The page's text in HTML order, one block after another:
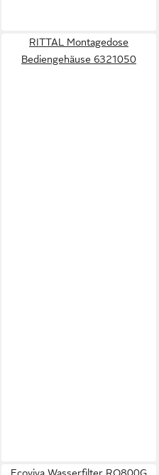
RITTAL Montagedose
Bediengehäuse 6321050